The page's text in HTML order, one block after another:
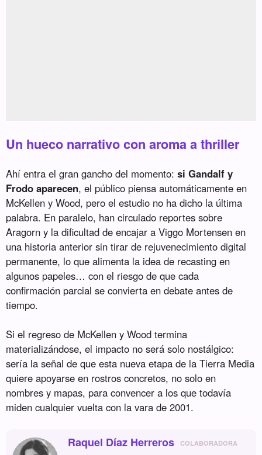
Un hueco narrativo con aroma a thriller
Ahí entra el gran gancho del momento:si Gandalf y
Frodo aparecen, el público piensa automáticamente en
McKellen y Wood, pero el estudio no ha dicho la última
palabra. En paralelo, han circulado reportes sobre
Aragorn y la dificultad de encajar a Viggo Mortensen en
una historia anterior sin tirar de rejuvenecimiento digital
permanente, lo que alimenta la idea de recasting en
algunos papeles… con el riesgo de que cada
confirmación parcial se convierta en debate antes de
tiempo.
Si el regreso de McKellen y Wood termina
materializándose, el impacto no será solo nostálgico:
sería la señal de que esta nueva etapa de la Tierra Media
quiere apoyarse en rostros concretos, no solo en
nombres y mapas, para convencer a los que todavía
miden cualquier vuelta con la vara de 2001.
Raquel Díaz Herreros COLABORADORA